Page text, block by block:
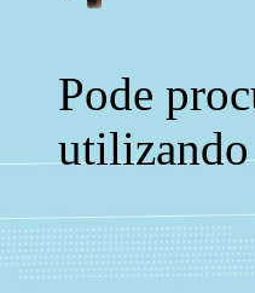
Pode